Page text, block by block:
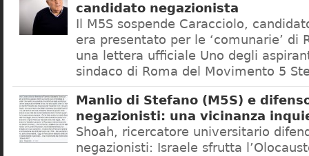
candidato negazionista
Il M5S sospende Caracciolo,
era presentato per le ‘comunarie’ di
una lettera ufficiale Uno degli
sindaco di Roma del Movimento 5
Manlio di Stefano (M5S) e
negazionisti: una vicinanza
Shoah, ricercatore universitario
negazionisti: Israele sfrutta